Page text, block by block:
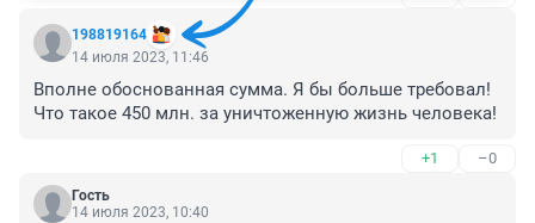
времена СССР.
198819164
14 июля 2023, 11:46
Вполне обоснованная сумма. Я бы больше требовал!
Что такое 450 млн. за уничтоженную жизнь человека!
+1 –0
Гость
14 июля 2023, 10:40